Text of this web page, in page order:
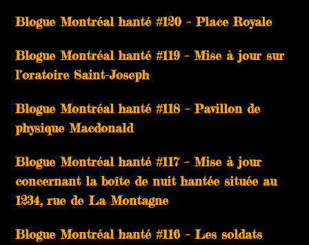
Blogue Montréal hanté #120 – Place Royale
Blogue Montréal hanté #119 – Mise à jour sur
l’oratoire Saint-Joseph
Blogue Montréal hanté #118 – Pavillon de
physique Macdonald
Blogue Montréal hanté #117 – Mise à jour
concernant la boîte de nuit hantée située au
1234, rue de La Montagne
Blogue Montréal hanté #116 – Les soldats